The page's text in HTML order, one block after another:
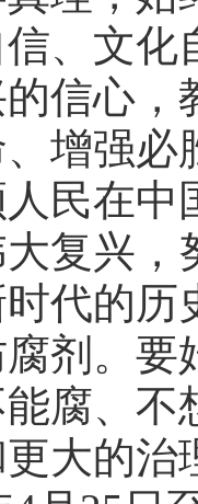
、文化
信心，
增强必
民在中
复兴，
代的
剂。要
腐、不
大的治